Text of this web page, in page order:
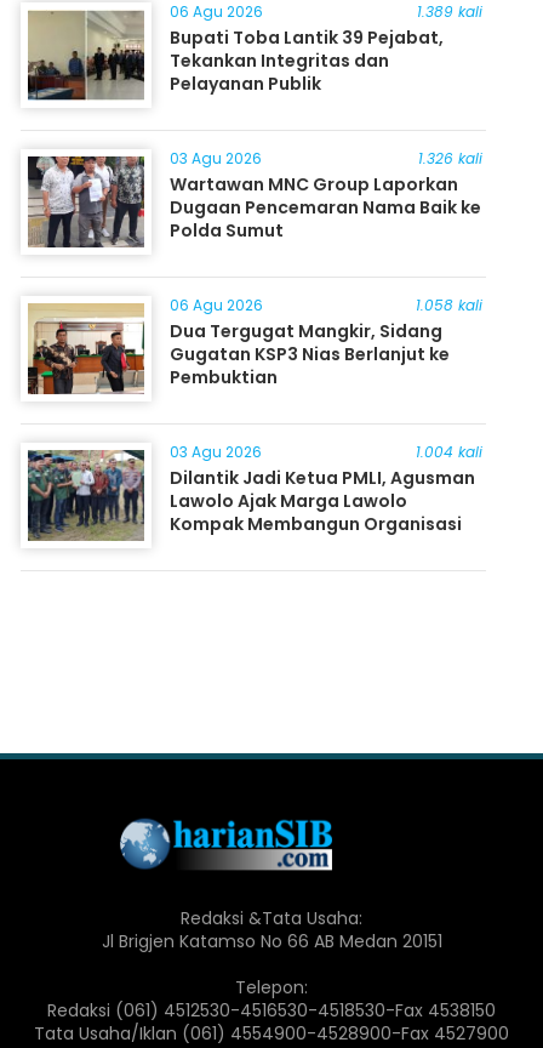
06 Agu 2026 1.389 kali
Bupati Toba Lantik 39 Pejabat,
Tekankan Integritas dan
Pelayanan Publik
03 Agu 2026 1.326 kali
Wartawan MNC Group Laporkan
Dugaan Pencemaran Nama Baik ke
Polda Sumut
06 Agu 2026 1.058 kali
Dua Tergugat Mangkir, Sidang
Gugatan KSP3 Nias Berlanjut ke
Pembuktian
03 Agu 2026 1.004 kali
Dilantik Jadi Ketua PMLI, Agusman
Lawolo Ajak Marga Lawolo
Kompak Membangun Organisasi
Redaksi &Tata Usaha:
Jl Brigjen Katamso No 66 AB Medan 20151
Telepon:
Redaksi (061) 4512530-4516530-4518530-Fax 4538150
Tata Usaha/Iklan (061) 4554900-4528900-Fax 4527900